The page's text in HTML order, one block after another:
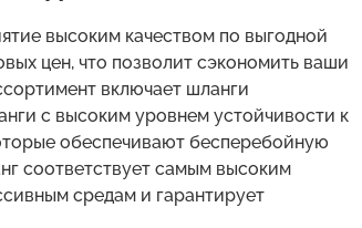
высоким качеством по выгодной
цен, что позволит сэкономить ваши
включает шланги
с высоким уровнем устойчивости к
обеспечивают бесперебойную
соответствует самым высоким
средам и гарантирует